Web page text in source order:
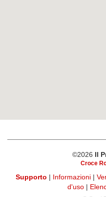
©2026 Il
Croce
Supporto | Informazioni |
d'uso |